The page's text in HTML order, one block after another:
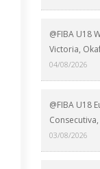
@FIBA U18
Victoria,
04/08/2026
@FIBA U18
03/08/2026